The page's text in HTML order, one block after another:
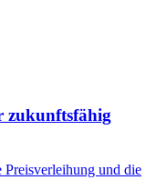
zukunftsfähig
Preisverleihung und die